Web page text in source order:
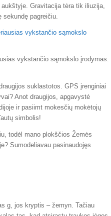
Gravitacija tėra tik iliuzija,
sekundę pagreičiu.
vykstančio sąmokslo įrodymas.
suklastotos. GPS įrenginiai
Anot draugijos, apgavystė
ir pasiimt mokesčių mokėtojų
simbolis!
todėl mano plokščios Žemės
Sumodeliavau pasinaudojęs
g, jos kryptis – žemyn. Tačiau